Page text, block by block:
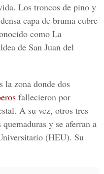
Los troncos de pino y
capa de bruma cubre
como La
de San Juan del
la zona donde dos
fallecieron por
A su vez, otros tres
y se aferran a
(HEU). Su